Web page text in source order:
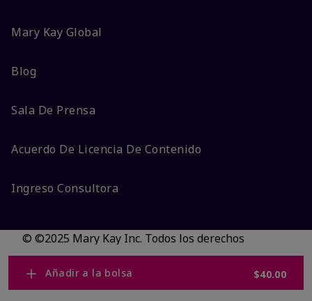
Añadir a la bolsa $40.00
Mary Kay Global
Blog
Sala De Prensa
Acuerdo De Licencia De Contenido
Ingreso Consultora
© ©2025 Mary Kay Inc. Todos los derechos
reservados.
No vender/Preferencias de cookies